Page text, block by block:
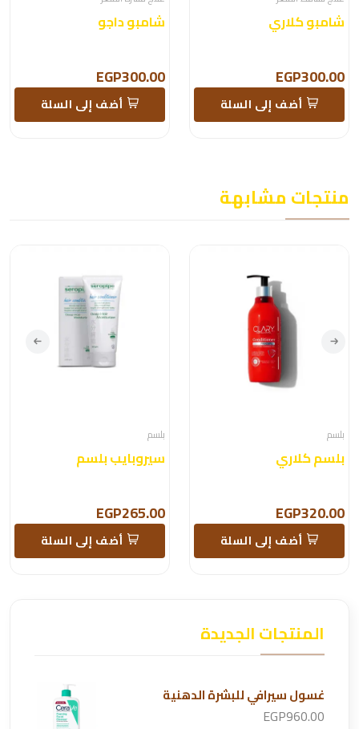
شامبو كلاري
EGP300.00
أضف إلى السلة
شامبو داجو
EGP300.00
أضف إلى السلة
منتجات مشابهة
بلسم
بلسم كلاري
EGP320.00
أضف إلى السلة
بلسم
سيروبايب بلسم
EGP265.00
أضف إلى السلة
المنتجات الجديدة
غسول سيرافي للبشرة الدهنية
EGP960.00